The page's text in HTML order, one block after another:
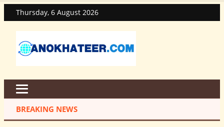
Thursday, 6 August 2026
BREAKING NEWS